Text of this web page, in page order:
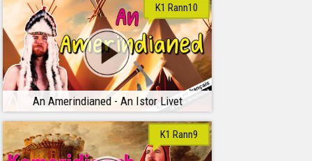
An Amerindianed - An Istor Livet
K1 Rann10
K1 Rann9